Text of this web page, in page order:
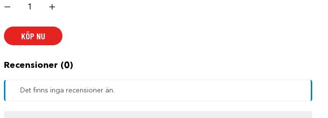
D402F
54H
TL
Davidson
(Medium
mängd
KÖP NU
Recensioner (0)
Det finns inga recensioner än.